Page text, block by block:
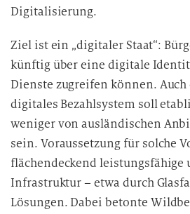
Digitalisierung.
Ziel ist ein „digitaler Staat“:
künftig über eine digitale
Dienste zugreifen können.
digitales Bezahlsystem soll
weniger von ausländischen
sein. Voraussetzung für solche
flächendeckend leistungsfähige
Infrastruktur – etwa durch
Lösungen. Dabei betonte